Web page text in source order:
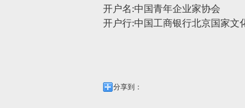
开户名:中国青年企业家协会
开户行:中国工商银行北京国家文
分享到：